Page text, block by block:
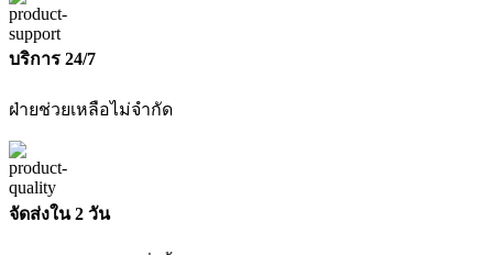
บริการ 24/7
ฝ่ายช่วยเหลือไม่จำกัด
จัดส่งใน 2 วัน